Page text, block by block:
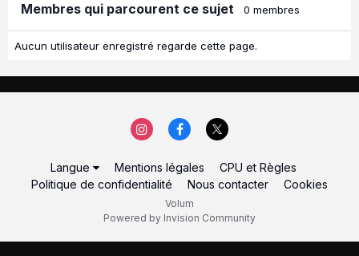
Membres qui parcourent ce sujet 0 membres
Aucun utilisateur enregistré regarde cette page.
Langue Mentions légales
CPU et Règles
Politique de confidentialité
Nous contacter Cookies
Volum
Powered by Invision Community